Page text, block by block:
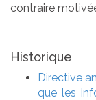
contraire
Historique
Directive
que les